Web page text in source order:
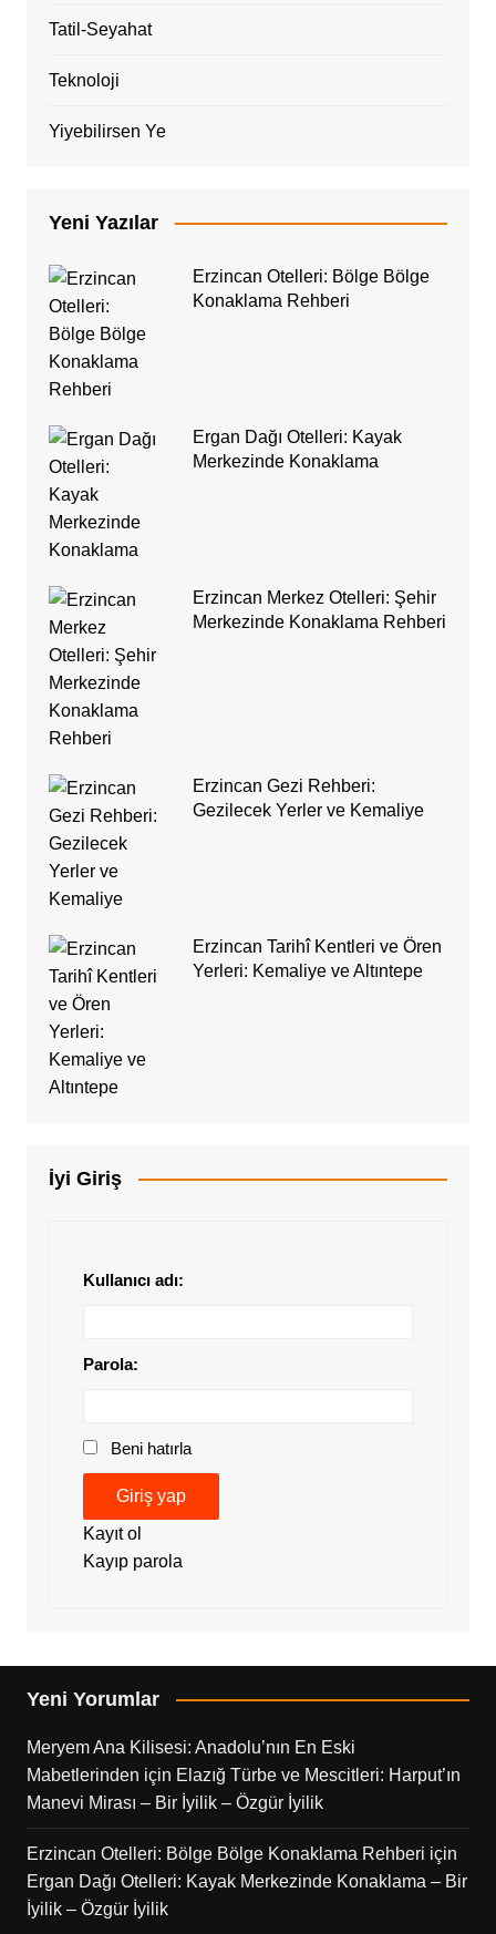
Tatil-Seyahat
Teknoloji
Yiyebilirsen Ye
Yeni Yazılar
Erzincan Otelleri: Bölge Bölge
Konaklama Rehberi
Ergan Dağı Otelleri: Kayak
Merkezinde Konaklama
Erzincan Merkez Otelleri: Şehir
Merkezinde Konaklama Rehberi
Erzincan Gezi Rehberi:
Gezilecek Yerler ve Kemaliye
Erzincan Tarihî Kentleri ve Ören
Yerleri: Kemaliye ve Altıntepe
İyi Giriş
Kullanıcı adı:
Parola:
Beni hatırla
Giriş yap
Kayıt ol
Kayıp parola
Yeni Yorumlar
Meryem Ana Kilisesi: Anadolu’nın En Eski
Mabetlerinden için Elazığ Türbe ve Mescitleri: Harput’ın
Manevi Mirası – Bir İyilik – Özgür İyilik
Erzincan Otelleri: Bölge Bölge Konaklama Rehberi için
Ergan Dağı Otelleri: Kayak Merkezinde Konaklama – Bir
İyilik – Özgür İyilik